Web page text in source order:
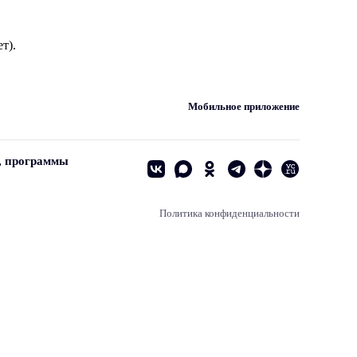
Мобильное приложение
программы
Политика конфиденциальности